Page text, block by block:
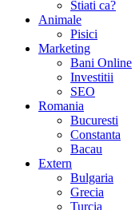
Stiati ca?
Animale
Pisici
Marketing
Bani Online
Investitii
SEO
Romania
Bucuresti
Constanta
Bacau
Extern
Bulgaria
Grecia
Turcia